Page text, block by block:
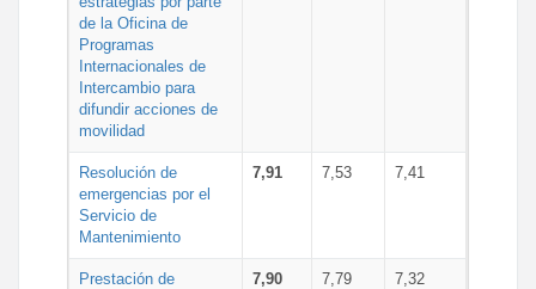
de la Oficina de
Programas
Internacionales de
Intercambio para
difundir acciones de
movilidad
Resolución de
emergencias por el
Servicio de
Mantenimiento
7,91 7,53 7,41
Prestación de
7,90 7,79 7,32